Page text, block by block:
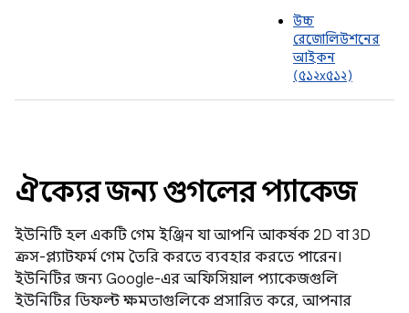
উচ্চ
রেজোলিউশনের
আইকন
(৫১২x৫১২)
ঐক্যের জন্য গুগলের প্যাকেজ
ইউনিটি হল একটি গেম ইঞ্জিন যা আপনি আকর্ষক 2D বা 3D
ক্রস-প্ল্যাটফর্ম গেম তৈরি করতে ব্যবহার করতে পারেন।
ইউনিটির জন্য Google-এর অফিসিয়াল প্যাকেজগুলি
ইউনিটির ডিফল্ট ক্ষমতাগুলিকে প্রসারিত করে, আপনার